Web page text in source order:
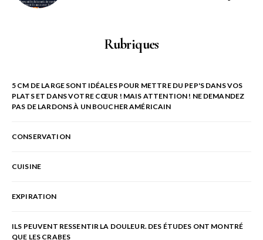
Rubriques
5 CM DE LARGE SONT IDÉALES POUR METTRE DU PEP'S DANS VOS
PLATS ET DANS VOTRE CŒUR ! MAIS ATTENTION ! NE DEMANDEZ
PAS DE LARDONS À UN BOUCHER AMÉRICAIN
CONSERVATION
CUISINE
EXPIRATION
ILS PEUVENT RESSENTIR LA DOULEUR. DES ÉTUDES ONT MONTRÉ
QUE LES CRABES